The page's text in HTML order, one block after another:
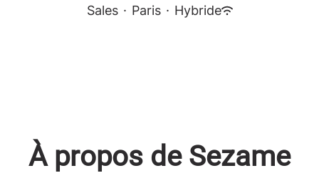
Sales · Paris · Hybride
À propos de Sezame